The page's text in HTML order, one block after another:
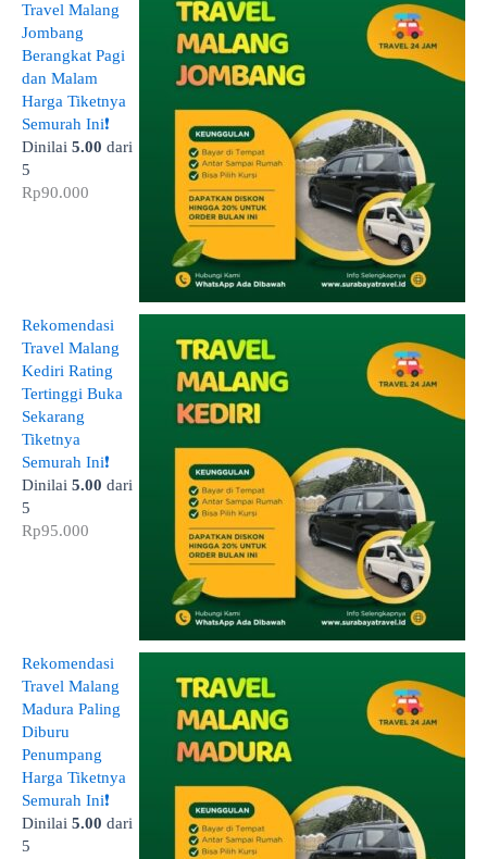
Travel Malang
Jombang
Berangkat Pagi
dan Malam
Harga Tiketnya
Semurah Ini❗
Dinilai 5.00 dari
5
Rp90.000
Rekomendasi
Travel Malang
Kediri Rating
Tertinggi Buka
Sekarang
Tiketnya
Semurah Ini❗
Dinilai 5.00 dari
5
Rp95.000
Rekomendasi
Travel Malang
Madura Paling
Diburu
Penumpang
Harga Tiketnya
Semurah Ini❗
Dinilai 5.00 dari
5